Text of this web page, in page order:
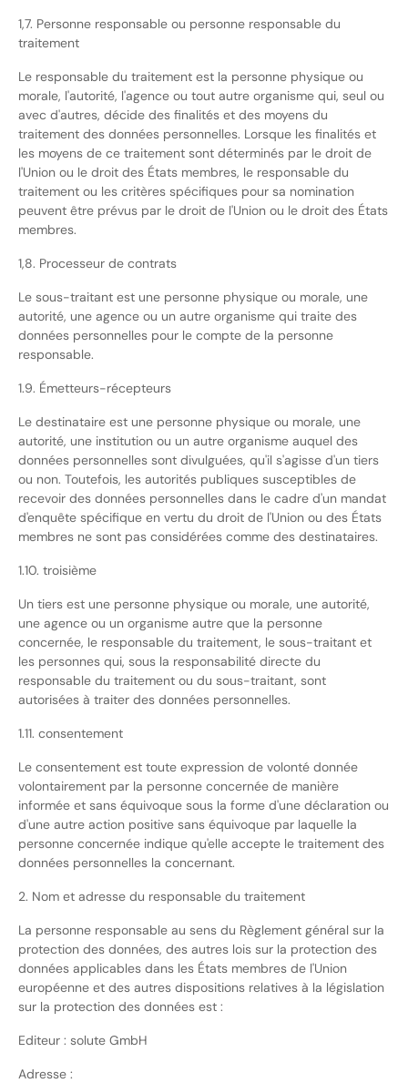
1,7. Personne responsable ou personne responsable du
traitement
Le responsable du traitement est la personne physique ou
morale, l'autorité, l'agence ou tout autre organisme qui, seul ou
avec d'autres, décide des finalités et des moyens du
traitement des données personnelles. Lorsque les finalités et
les moyens de ce traitement sont déterminés par le droit de
l'Union ou le droit des États membres, le responsable du
traitement ou les critères spécifiques pour sa nomination
peuvent être prévus par le droit de l'Union ou le droit des États
membres.
1,8. Processeur de contrats
Le sous-traitant est une personne physique ou morale, une
autorité, une agence ou un autre organisme qui traite des
données personnelles pour le compte de la personne
responsable.
1.9. Émetteurs-récepteurs
Le destinataire est une personne physique ou morale, une
autorité, une institution ou un autre organisme auquel des
données personnelles sont divulguées, qu'il s'agisse d'un tiers
ou non. Toutefois, les autorités publiques susceptibles de
recevoir des données personnelles dans le cadre d'un mandat
d'enquête spécifique en vertu du droit de l'Union ou des États
membres ne sont pas considérées comme des destinataires.
1.10. troisième
Un tiers est une personne physique ou morale, une autorité,
une agence ou un organisme autre que la personne
concernée, le responsable du traitement, le sous-traitant et
les personnes qui, sous la responsabilité directe du
responsable du traitement ou du sous-traitant, sont
autorisées à traiter des données personnelles.
1.11. consentement
Le consentement est toute expression de volonté donnée
volontairement par la personne concernée de manière
informée et sans équivoque sous la forme d'une déclaration ou
d'une autre action positive sans équivoque par laquelle la
personne concernée indique qu'elle accepte le traitement des
données personnelles la concernant.
2. Nom et adresse du responsable du traitement
La personne responsable au sens du Règlement général sur la
protection des données, des autres lois sur la protection des
données applicables dans les États membres de l'Union
européenne et des autres dispositions relatives à la législation
sur la protection des données est :
Editeur : solute GmbH
Adresse :